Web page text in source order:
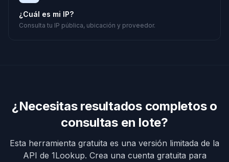
¿Cuál es mi IP?
Consulta tu IP pública, ubicación y proveedor.
¿Necesitas resultados completos o
consultas en lote?
Esta herramienta gratuita es una versión limitada de la
API de 1Lookup. Crea una cuenta gratuita para